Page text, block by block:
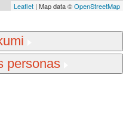
Leaflet | Map data ©OpenStreetMap
personas